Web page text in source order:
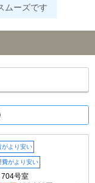
ムーズです
がより安い
費がより安い
704号室